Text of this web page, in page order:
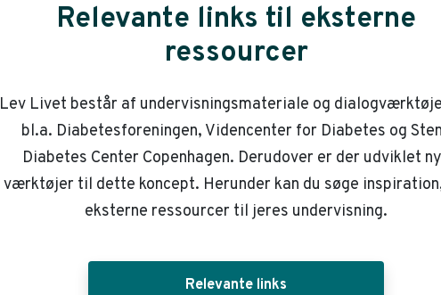
Relevante links til eksterne
ressourcer
Lev Livet består af undervisningsmateriale og
bl.a. Diabetesforeningen, Videncenter for Diabetes og
Diabetes Center Copenhagen. Derudover er der udviklet
værktøjer til dette koncept. Herunder kan du søge
eksterne ressourcer til jeres undervisning.
Relevante links